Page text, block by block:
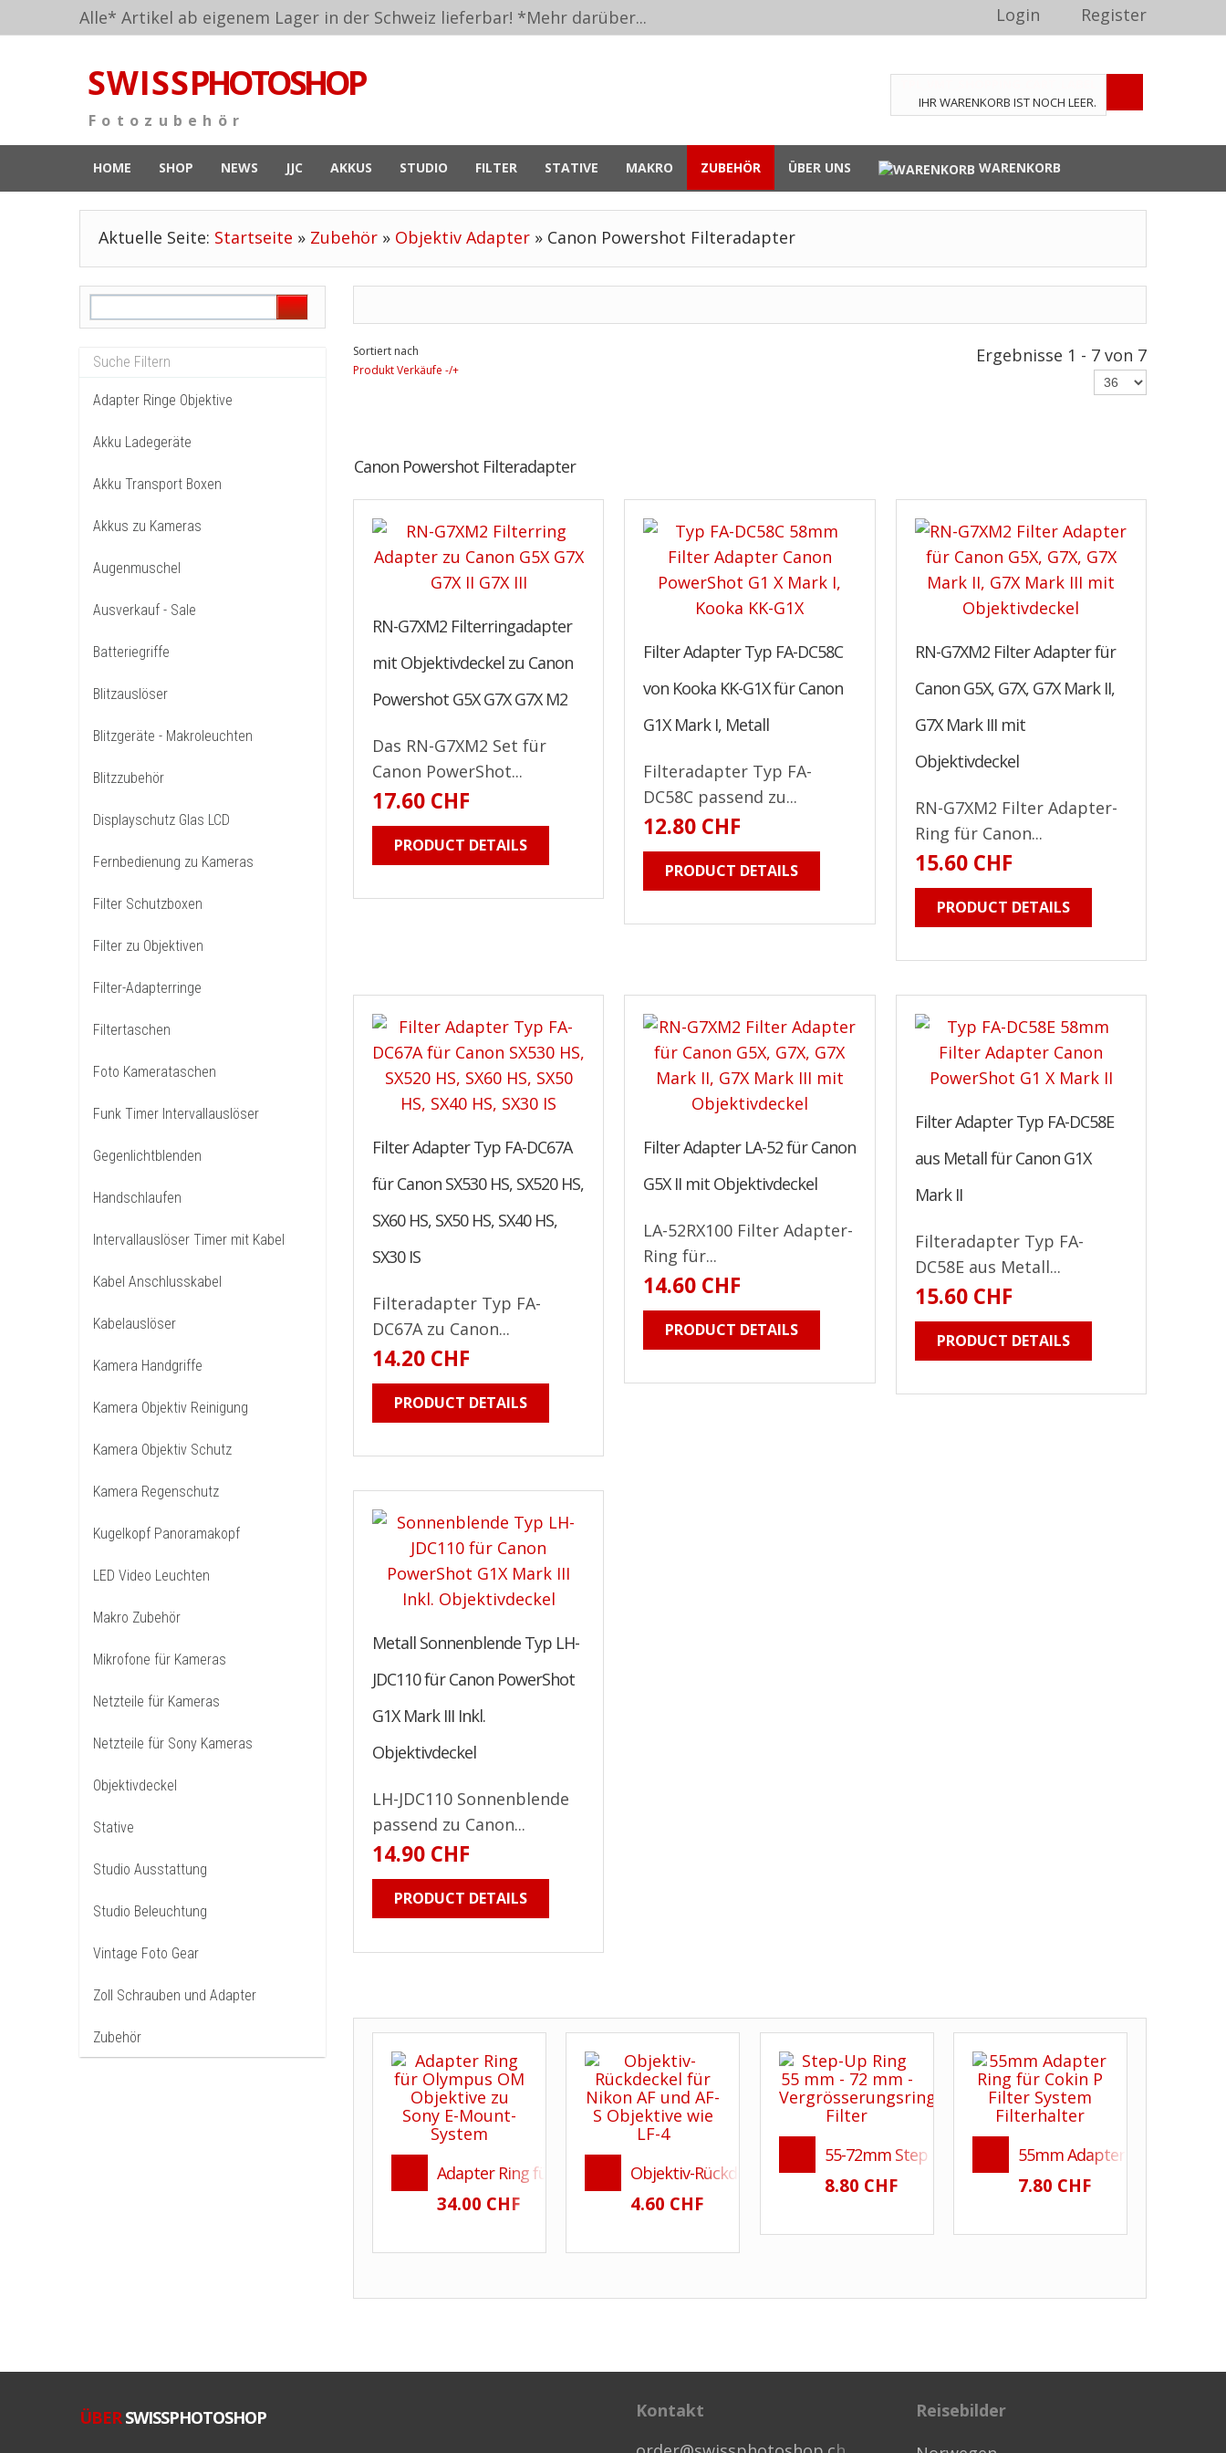
Alle* Artikel ab eigenem Lager in der Schweiz lieferbar! *Mehr darüber... Login Register
S W I S SPHOTOSHOP
F o t o z u b e h ö r
IHR WARENKORB IST NOCH LEER.
HOME SHOP NEWS JJC AKKUS STUDIO FILTER STATIVE MAKRO ZUBEHÖR ÜBER UNS WARENKORB
Aktuelle Seite: Startseite » Zubehör » Objektiv Adapter » Canon Powershot Filteradapter
Adapter Ringe Objektive
Akku Ladegeräte
Akku Transport Boxen
Akkus zu Kameras
Augenmuschel
Ausverkauf - Sale
Batteriegriffe
Blitzauslöser
Blitzgeräte - Makroleuchten
Blitzzubehör
Displayschutz Glas LCD
Fernbedienung zu Kameras
Filter Schutzboxen
Filter zu Objektiven
Filter-Adapterringe
Filtertaschen
Foto Kamerataschen
Funk Timer Intervallauslöser
Gegenlichtblenden
Handschlaufen
Intervallauslöser Timer mit Kabel
Kabel Anschlusskabel
Kabelauslöser
Kamera Handgriffe
Kamera Objektiv Reinigung
Kamera Objektiv Schutz
Kamera Regenschutz
Kugelkopf Panoramakopf
LED Video Leuchten
Makro Zubehör
Mikrofone für Kameras
Netzteile für Kameras
Netzteile für Sony Kameras
Objektivdeckel
Stative
Studio Ausstattung
Studio Beleuchtung
Vintage Foto Gear
Zoll Schrauben und Adapter
Zubehör
Sortiert nach
Produkt Verkäufe -/+
Ergebnisse 1 - 7 von 7
Canon Powershot Filteradapter
RN-G7XM2 Filterringadapter
mit Objektivdeckel zu Canon
Powershot G5X G7X G7X M2
Das RN-G7XM2 Set für
Canon PowerShot...
17.60 CHF
PRODUCT DETAILS
Filter Adapter Typ FA-DC58C
von Kooka KK-G1X für Canon
G1X Mark I, Metall
Filteradapter Typ FA-
DC58C passend zu...
12.80 CHF
PRODUCT DETAILS
RN-G7XM2 Filter Adapter für
Canon G5X, G7X, G7X Mark II,
G7X Mark III mit
Objektivdeckel
RN-G7XM2 Filter Adapter-
Ring für Canon...
15.60 CHF
PRODUCT DETAILS
Filter Adapter Typ FA-DC67A
für Canon SX530 HS, SX520 HS,
SX60 HS, SX50 HS, SX40 HS,
SX30 IS
Filteradapter Typ FA-
DC67A zu Canon...
14.20 CHF
PRODUCT DETAILS
Filter Adapter LA-52 für Canon
G5X II mit Objektivdeckel
LA-52RX100 Filter Adapter-
Ring für...
14.60 CHF
PRODUCT DETAILS
Filter Adapter Typ FA-DC58E
aus Metall für Canon G1X
Mark II
Filteradapter Typ FA-
DC58E aus Metall...
15.60 CHF
PRODUCT DETAILS
Metall Sonnenblende Typ LH-
JDC110 für Canon PowerShot
G1X Mark III Inkl.
Objektivdeckel
LH-JDC110 Sonnenblende
passend zu Canon...
14.90 CHF
PRODUCT DETAILS
Adapter Ring für Olympus OM Objektive zu Sony E-Mount-System
34.00 CHF
Objektiv-Rückdeckel für Nikon AF und AF-S Objektive wie LF-4
4.60 CHF
55-72mm Step Up Ring - Vergrösserungsring für Filter
8.80 CHF
55mm Adapter Ring für
7.80 CHF
ÜBERSWISSPHOTOSHOP Kontakt
Reisebilder